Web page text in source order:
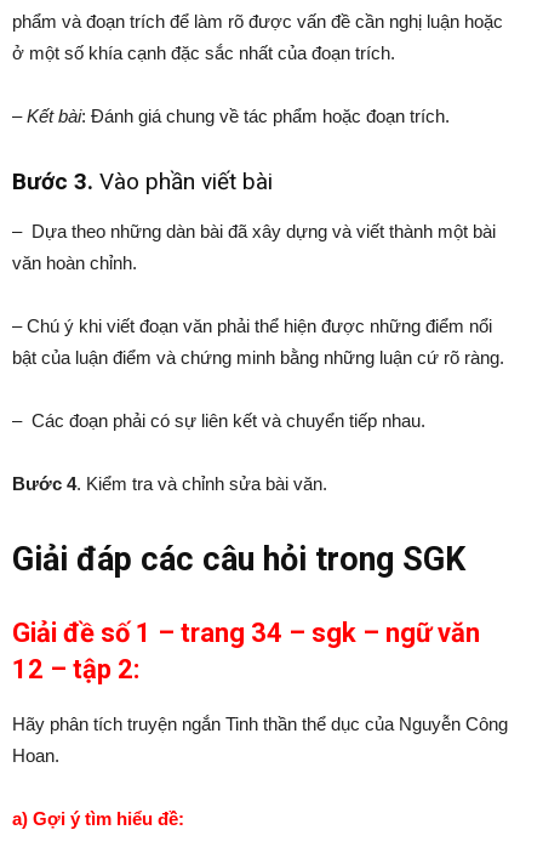
phẩm và đoạn trích để làm rõ được vấn đề cần nghị luận hoặc
ở một số khía cạnh đặc sắc nhất của đoạn trích.
–Kết bài: Đánh giá chung về tác phẩm hoặc đoạn trích.
Bước 3. Vào phần viết bài
– Dựa theo những dàn bài đã xây dựng và viết thành một bài
văn hoàn chỉnh.
– Chú ý khi viết đoạn văn phải thể hiện được những điểm nổi
bật của luận điểm và chứng minh bằng những luận cứ rõ ràng.
– Các đoạn phải có sự liên kết và chuyển tiếp nhau.
Bước 4. Kiểm tra và chỉnh sửa bài văn.
Giải đáp các câu hỏi trong SGK
Giải đề số 1 – trang 34 – sgk – ngữ văn
12 – tập 2:
Hãy phân tích truyện ngắn Tinh thần thể dục của Nguyễn Công
Hoan.
a) Gợi ý tìm hiểu đề: